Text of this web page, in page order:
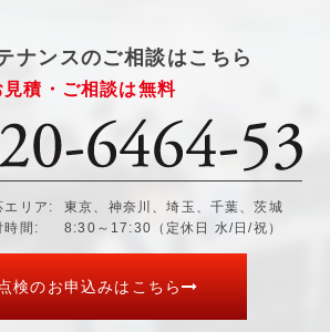
ナンスのご相談はこちら
見積・ご相談は無料
エリア
東京、神奈川、埼玉、千葉、茨城
時間
8:30～17:30（定休日 水/日/祝）
検のお申込みはこちら